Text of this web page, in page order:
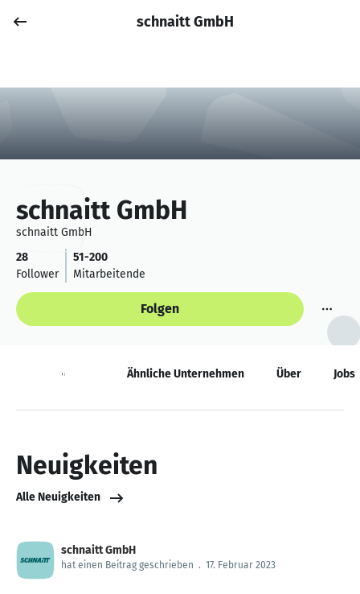
Anmelden
schnaitt GmbH
schnaitt GmbH
schnaitt GmbH
28
Follower
51-200
Mitarbeitende
Folgen
Neuigkeiten Ähnliche Unternehmen Über Jobs
Neuigkeiten
Alle Neuigkeiten
schnaitt GmbH
hat einen Beitrag geschrieben . 17. Februar 2023